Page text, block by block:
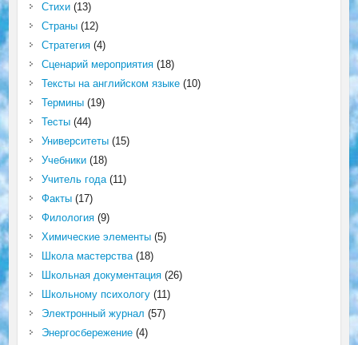
Стихи(13)
Страны(12)
Стратегия(4)
Сценарий мероприятия(18)
Тексты на английском языке(10)
Термины(19)
Тесты(44)
Университеты(15)
Учебники(18)
Учитель года(11)
Факты(17)
Филология(9)
Химические элементы(5)
Школа мастерства(18)
Школьная документация(26)
Школьному психологу(11)
Электронный журнал (57)
Энергосбережение(4)